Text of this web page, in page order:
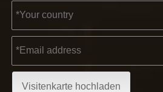
2022-11-21
Partner und Freunde, wir haben
Visitenkarte hochladen